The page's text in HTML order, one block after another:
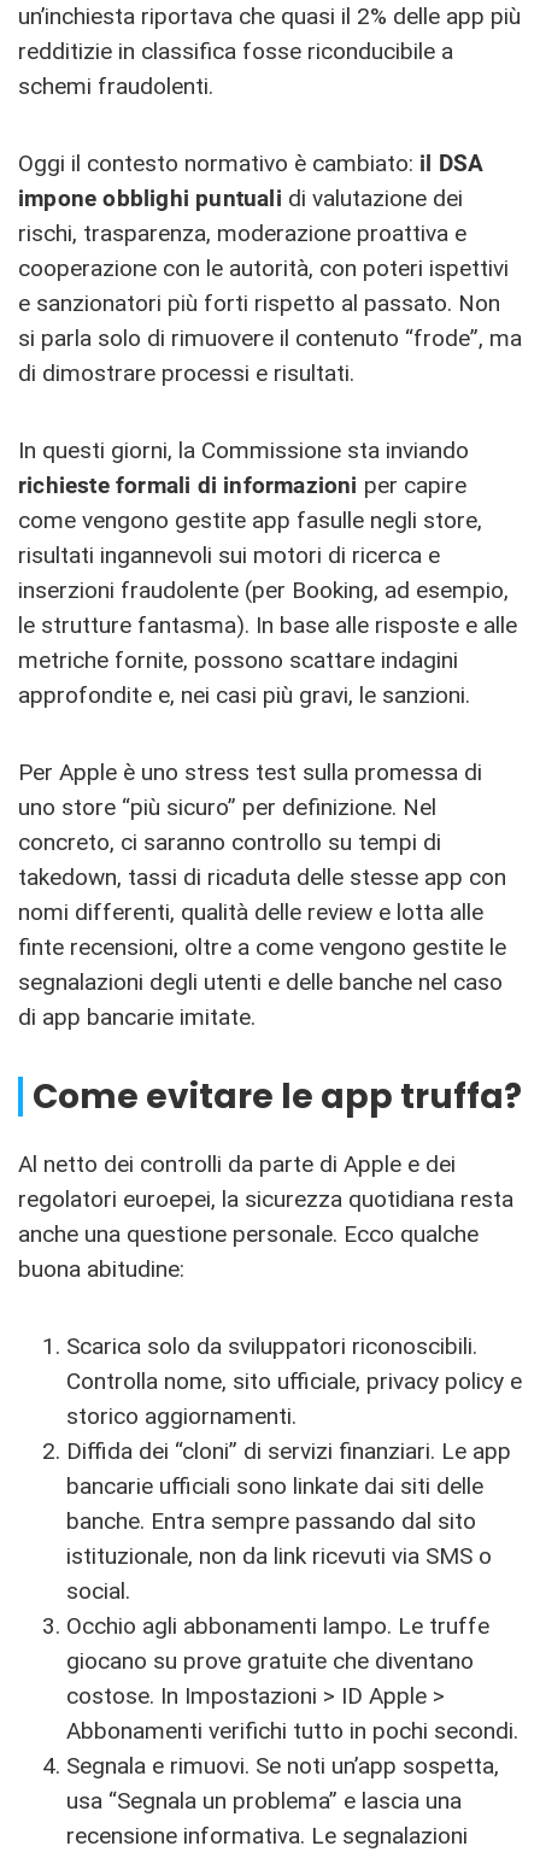
un’inchiesta riportava che quasi il 2% delle app più
redditizie in classifica fosse riconducibile a
schemi fraudolenti.
Oggi il contesto normativo è cambiato: il DSA
impone obblighi puntuali di valutazione dei
rischi, trasparenza, moderazione proattiva e
cooperazione con le autorità, con poteri ispettivi
e sanzionatori più forti rispetto al passato. Non
si parla solo di rimuovere il contenuto “frode”, ma
di dimostrare processi e risultati.
In questi giorni, la Commissione sta inviando
richieste formali di informazioni per capire
come vengono gestite app fasulle negli store,
risultati ingannevoli sui motori di ricerca e
inserzioni fraudolente (per Booking, ad esempio,
le strutture fantasma). In base alle risposte e alle
metriche fornite, possono scattare indagini
approfondite e, nei casi più gravi, le sanzioni.
Per Apple è uno stress test sulla promessa di
uno store “più sicuro” per definizione. Nel
concreto, ci saranno controllo su tempi di
takedown, tassi di ricaduta delle stesse app con
nomi differenti, qualità delle review e lotta alle
finte recensioni, oltre a come vengono gestite le
segnalazioni degli utenti e delle banche nel caso
di app bancarie imitate.
Come evitare le app truffa?
Al netto dei controlli da parte di Apple e dei
regolatori euroepei, la sicurezza quotidiana resta
anche una questione personale. Ecco qualche
buona abitudine:
Scarica solo da sviluppatori riconoscibili.
Controlla nome, sito ufficiale, privacy policy e
storico aggiornamenti.
Diffida dei “cloni” di servizi finanziari. Le app
bancarie ufficiali sono linkate dai siti delle
banche. Entra sempre passando dal sito
istituzionale, non da link ricevuti via SMS o
social.
Occhio agli abbonamenti lampo. Le truffe
giocano su prove gratuite che diventano
costose. In Impostazioni > ID Apple >
Abbonamenti verifichi tutto in pochi secondi.
Segnala e rimuovi. Se noti un’app sospetta,
usa “Segnala un problema” e lascia una
recensione informativa. Le segnalazioni